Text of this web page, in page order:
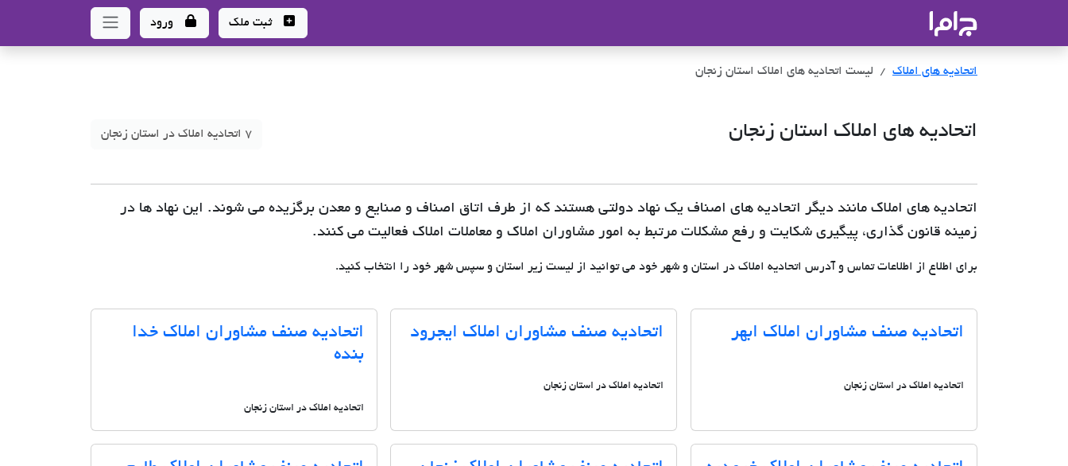
ثبت ملک ورود
اتحادیه های املاک لیست اتحادیه های املاک استان زنجان
اتحادیه های املاک استان زنجان 7 اتحادیه املاک در استان زنجان
اتحادیه های املاک مانند دیگر اتحادیه های اصناف یک نهاد دولتی هستند که از طرف اتاق اصناف و صنایع و معدن برگزیده می شوند. این نهاد ها در
زمینه قانون گذاری، پیگیری شکایت و رفع مشکلات مرتبط به امور مشاوران املاک و معاملات املاک فعالیت می کنند.
برای اطلاع از اطلاعات تماس و آدرس اتحادیه املاک در استان و شهر خود می توانید از لیست زیر استان و سپس شهر خود را انتخاب کنید.
اتحادیه صنف مشاوران املاک ابهر
اتحادیه املاک در استان زنجان
اتحادیه صنف مشاوران املاک ایجرود
اتحادیه املاک در استان زنجان
اتحادیه صنف مشاوران املاک خدا
بنده
اتحادیه املاک در استان زنجان